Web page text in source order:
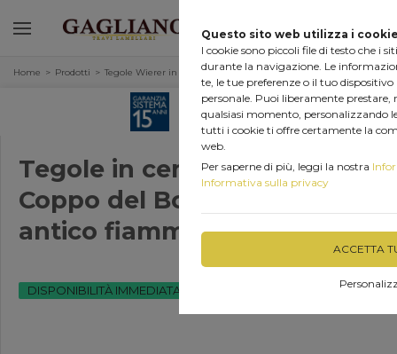
Questo sito web utilizza i
I cookie sono piccoli file di testo che i
durante la navigazione. Le
te, le tue preferenze o il tuo
personale. Puoi liberamente
qualsiasi momento, personalizzando
tutti i cookie ti offre certamente la
web.
Per saperne di più, leggi la nostra
Informativa sulla privacy
ACCETTA
0
Home Prodotti Tegole Wierer in cemento
Tegole in cemento Wierer
Coppo del Borgo coppo
antico fiammato
DISPONIBILITÀ IMMEDIATA